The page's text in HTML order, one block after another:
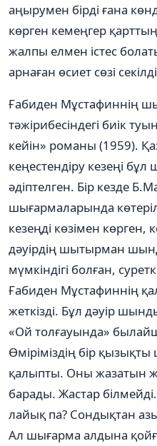
аңырумен бірді ғана
көрген кемеңгер
жалпы елмен істес
арнаған өсиет сөзі
Ғабиден Мұстафиннің
тәжірибесіндегі биік
кейін» романы (1959).
кеңестендіру кезеңі
әдіптелген. Бір кезде
шығармаларында
кезеңді көзімен көрген,
дәуірдің шытырман
мүмкіндігі болған,
Ғабиден Мұстафиннің
жеткізді. Бұл дәуір
«Ой толғауында»
Өміріміздің бір
қалыпты. Оны жазатын
барады. Жастар
лайық па? Сондықтан
Ал шығарма алдына